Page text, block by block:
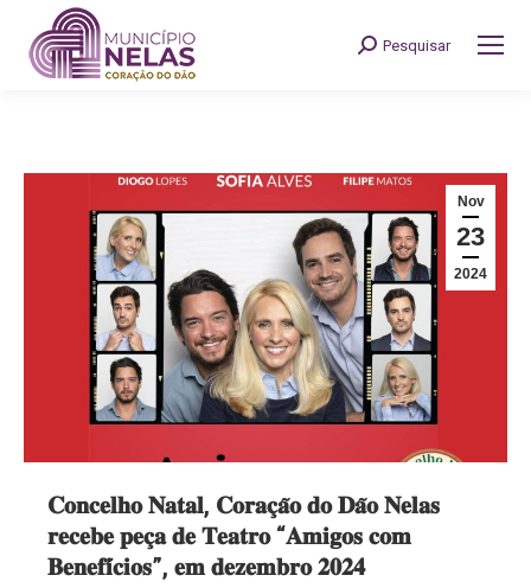
Search:
Pesquisar
Nov
23
2024
𝐂𝐨𝐧𝐜𝐞𝐥𝐡𝐨 𝐍𝐚𝐭𝐚𝐥, 𝐂𝐨𝐫𝐚𝐜̧𝐚̃𝐨 𝐝𝐨 𝐃𝐚̃𝐨 𝐍𝐞𝐥𝐚𝐬
𝐫𝐞𝐜𝐞𝐛𝐞 𝐩𝐞𝐜̧𝐚 𝐝𝐞 𝐓𝐞𝐚𝐭𝐫𝐨 “𝐀𝐦𝐢𝐠𝐨𝐬 𝐜𝐨𝐦
𝐁𝐞𝐧𝐞𝐟𝐢́𝐜𝐢𝐨𝐬”, 𝐞𝐦 𝐝𝐞𝐳𝐞𝐦𝐛𝐫𝐨 𝟐𝟎𝟐𝟒